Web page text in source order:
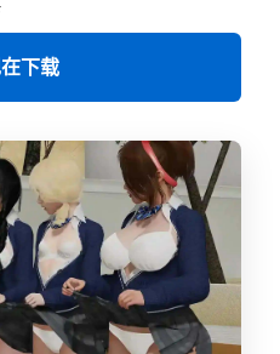
下载